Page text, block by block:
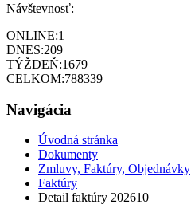
Návštevnosť:
ONLINE:1
DNES:209
TÝŽDEŇ:1679
CELKOM:788339
Navigácia
Úvodná stránka
Dokumenty
Zmluvy, Faktúry, Objednávky
Faktúry
Detail faktúry 202610